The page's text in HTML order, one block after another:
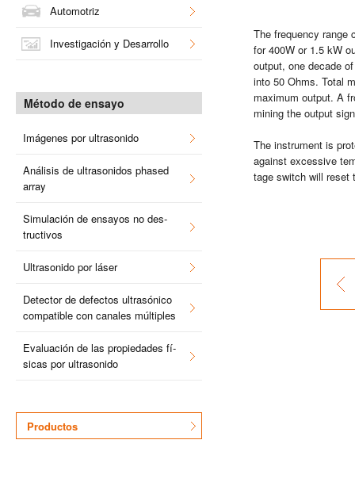
The fre­quency range
for 400W or 1.5 kW
out­put, one de­ca­de
into 50 Ohms. Total
ma­xi­mum out­put. A
mi­ning the out­put
The ins­tru­ment is
against ex­ces­si­ve
ta­ge switch will reset
Au­to­mo­triz
In­ves­ti­ga­ción y Desa­rro­llo
Mé­to­do de en­sa­yo
Imá­ge­nes por ul­tra­so­ni­do
Aná­li­sis de ul­tra­so­ni­dos pha­sed
array
Si­mu­la­ción de en­sa­yos no des­
truc­ti­vos
Ul­tra­so­ni­do por láser
De­tec­tor de de­fec­tos ul­tra­só­ni­co
com­pa­ti­ble con ca­na­les múl­ti­ples
Eva­lua­ción de las pro­pie­da­des fí­
si­cas por ul­tra­so­ni­do
Pro­duc­tos